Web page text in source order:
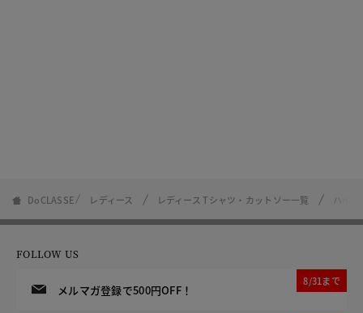
DoCLASSE レディース レディース Tシャツ・カットソー一覧 ハイ
FOLLOW US
メルマガ登録で500円OFF！
8/31まで